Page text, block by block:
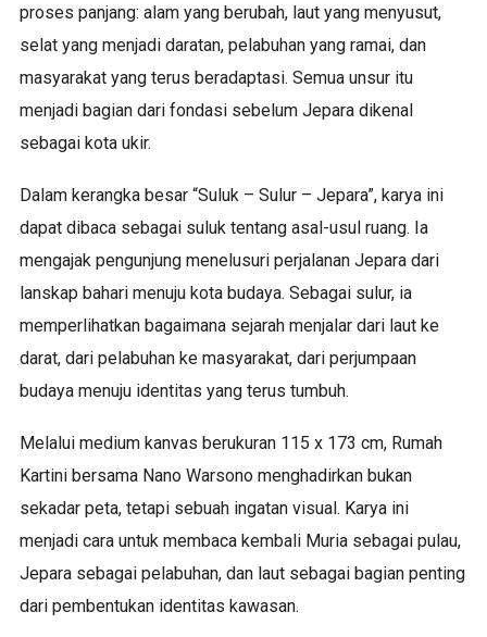
proses panjang: alam yang berubah, laut yang menyusut,
selat yang menjadi daratan, pelabuhan yang ramai, dan
masyarakat yang terus beradaptasi. Semua unsur itu
menjadi bagian dari fondasi sebelum Jepara dikenal
sebagai kota ukir.
Dalam kerangka besar “Suluk – Sulur – Jepara”, karya ini
dapat dibaca sebagai suluk tentang asal-usul ruang. Ia
mengajak pengunjung menelusuri perjalanan Jepara dari
lanskap bahari menuju kota budaya. Sebagai sulur, ia
memperlihatkan bagaimana sejarah menjalar dari laut ke
darat, dari pelabuhan ke masyarakat, dari perjumpaan
budaya menuju identitas yang terus tumbuh.
Melalui medium kanvas berukuran 115 x 173 cm, Rumah
Kartini bersama Nano Warsono menghadirkan bukan
sekadar peta, tetapi sebuah ingatan visual. Karya ini
menjadi cara untuk membaca kembali Muria sebagai pulau,
Jepara sebagai pelabuhan, dan laut sebagai bagian penting
dari pembentukan identitas kawasan.